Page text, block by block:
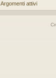
attivi